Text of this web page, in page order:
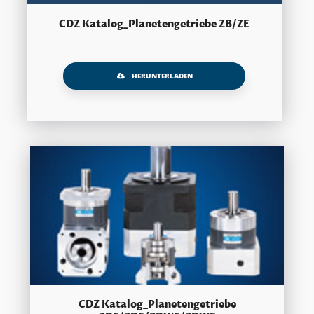
CDZ Katalog_Planetengetriebe ZB/ZE
HERUNTERLADEN
CDZ Katalog_Planetengetriebe